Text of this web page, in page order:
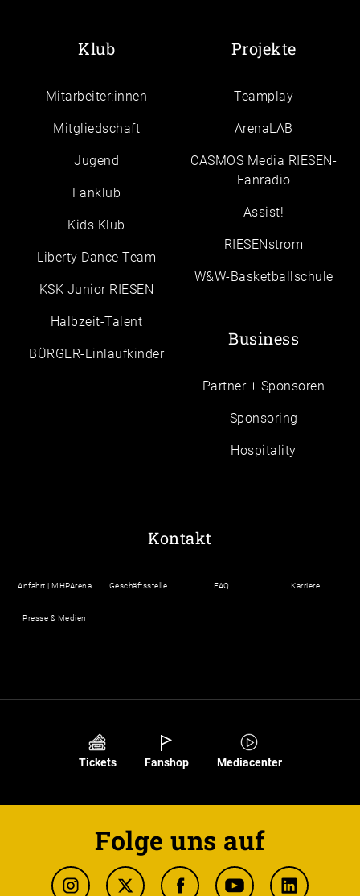
Klub
Mitarbeiter:innen
Mitgliedschaft
Jugend
Fanklub
Kids Klub
Liberty Dance Team
KSK Junior RIESEN
Halbzeit-Talent
BÜRGER-Einlaufkinder
Projekte
Teamplay
ArenaLAB
CASMOS Media RIESEN-
Fanradio
Assist!
RIESENstrom
W&W-Basketballschule
Business
Partner + Sponsoren
Sponsoring
Hospitality
Kontakt
Anfahrt | MHPArena Geschäftsstelle FAQ Karriere
Presse & Medien
Tickets Fanshop Mediacenter
Folge uns auf